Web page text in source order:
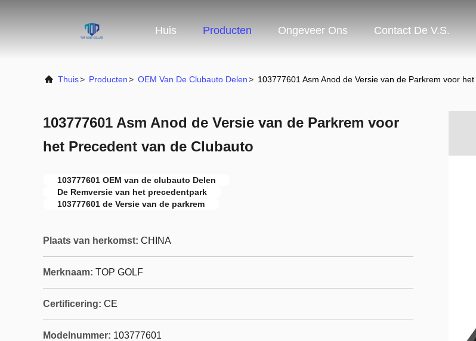
Huis Producten Ongeveer Ons Contact De V.S.
Thuis> Producten> OEM Van De Clubauto Delen> 103777601 Asm Anod de Versie van de Parkrem voor
103777601 Asm Anod de Versie van de Parkrem voor
het Precedent van de Clubauto
103777601 OEM van de clubauto Delen
De Remversie van het precedentpark
103777601 de Versie van de parkrem
Plaats van herkomst: CHINA
Merknaam: TOP GOLF
Certificering: CE
Modelnummer: 103777601